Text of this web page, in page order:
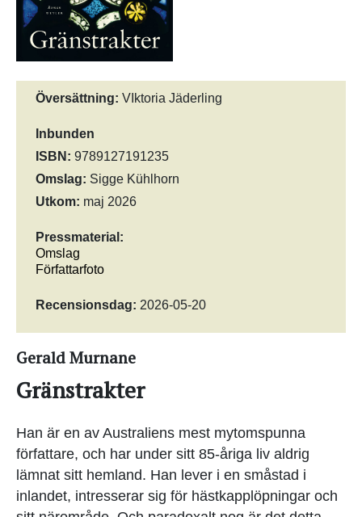
Översättning: VIktoria Jäderling
Inbunden
ISBN: 9789127191235
Omslag: Sigge Kühlhorn
Utkom: maj 2026
Pressmaterial:
Omslag
Författarfoto
Recensionsdag: 2026-05-20
Gerald Murnane
Gränstrakter
Han är en av Australiens mest mytomspunna
författare, och har under sitt 85-åriga liv aldrig
lämnat sitt hemland. Han lever i en småstad i
inlandet, intresserar sig för hästkapplöpningar och